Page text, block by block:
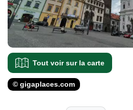
Tout voir sur la carte
© gigaplaces.com